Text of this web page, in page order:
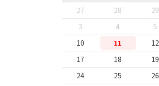
27
28 29
3
4 5
10
11 12
17
18 19
24
25 26